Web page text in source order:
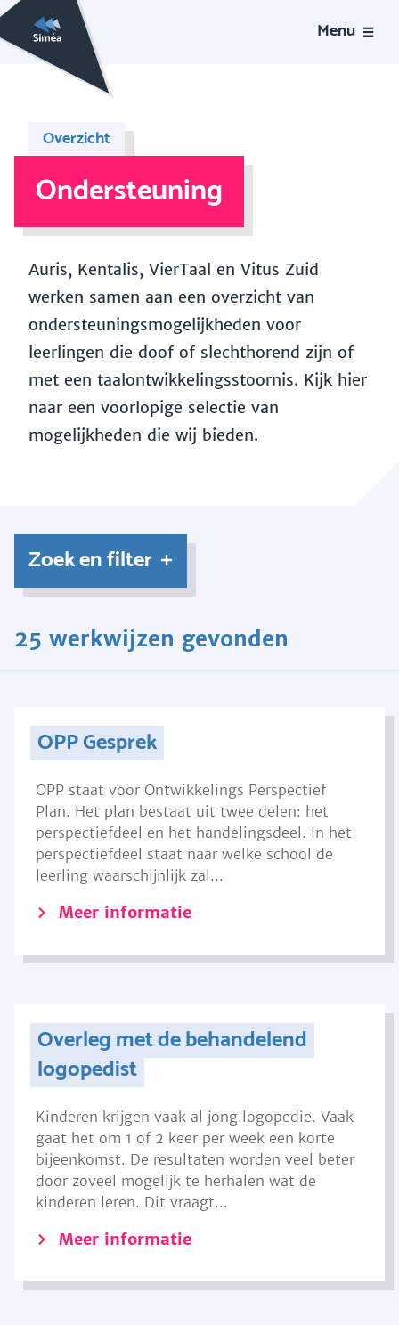
Menu
Overzicht
Ondersteuning
Auris, Kentalis, VierTaal en Vitus Zuid
werken samen aan een overzicht van
ondersteuningsmogelijkheden voor
leerlingen die doof of slechthorend zijn of
met een taalontwikkelingsstoornis. Kijk hier
naar een voorlopige selectie van
mogelijkheden die wij bieden.
Zoek en filter
25 werkwijzen gevonden
OPP Gesprek
OPP staat voor Ontwikkelings Perspectief
Plan. Het plan bestaat uit twee delen: het
perspectiefdeel en het handelingsdeel. In het
perspectiefdeel staat naar welke school de
leerling waarschijnlijk zal...
Meer informatie
Overleg met de behandelend
logopedist
Kinderen krijgen vaak al jong logopedie. Vaak
gaat het om 1 of 2 keer per week een korte
bijeenkomst. De resultaten worden veel beter
door zoveel mogelijk te herhalen wat de
kinderen leren. Dit vraagt...
Meer informatie